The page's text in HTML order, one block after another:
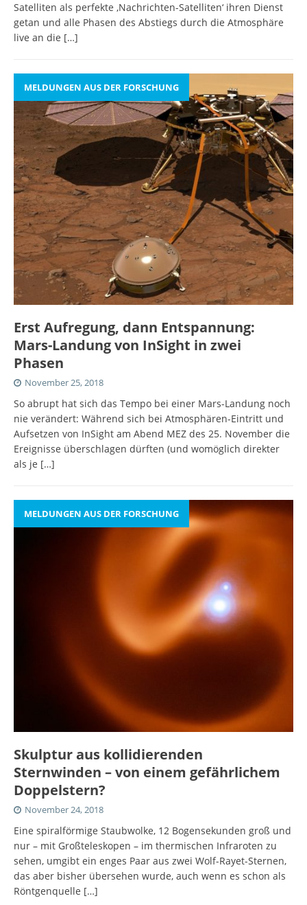
Satelliten als perfekte ‚Nachrichten-Satelliten‘ ihren Dienst
getan und alle Phasen des Abstiegs durch die Atmosphäre
live an die […]
MELDUNGEN AUS DER FORSCHUNG
Erst Aufregung, dann Entspannung:
Mars-Landung von InSight in zwei
Phasen
November 25, 2018
So abrupt hat sich das Tempo bei einer Mars-Landung noch
nie verändert: Während sich bei Atmosphären-Eintritt und
Aufsetzen von InSight am Abend MEZ des 25. November die
Ereignisse überschlagen dürften (und womöglich direkter
als je […]
MELDUNGEN AUS DER FORSCHUNG
Skulptur aus kollidierenden
Sternwinden – von einem gefährlichem
Doppelstern?
November 24, 2018
Eine spiralförmige Staubwolke, 12 Bogensekunden groß und
nur – mit Großteleskopen – im thermischen Infraroten zu
sehen, umgibt ein enges Paar aus zwei Wolf-Rayet-Sternen,
das aber bisher übersehen wurde, auch wenn es schon als
Röntgenquelle […]